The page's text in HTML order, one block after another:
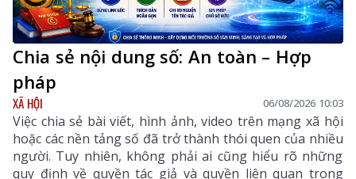
Chia sẻ nội dung số: An toàn – Hợp
pháp
XÃ HỘI 06/08/2026 10:03
Việc chia sẻ bài viết, hình ảnh, video trên mạng xã hội
hoặc các nền tảng số đã trở thành thói quen của nhiều
người. Tuy nhiên, không phải ai cũng hiểu rõ những
quy định về quyền tác giả và quyền liên quan trong